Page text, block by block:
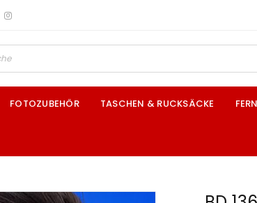
FOTOZUBEHÖR TASCHEN & RUCKSÄCKE